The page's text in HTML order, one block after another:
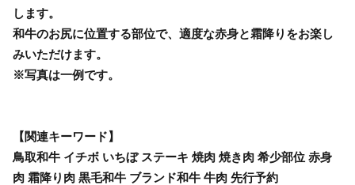
します。
和牛のお尻に位置する部位で、適度な赤身と霜降りをお楽し
みいただけます。
※写真は一例です。
【関連キーワード】
鳥取和牛 イチボ いちぼ ステーキ 焼肉 焼き肉 希少部位 赤身
肉 霜降り肉 黒毛和牛 ブランド和牛 牛肉 先行予約